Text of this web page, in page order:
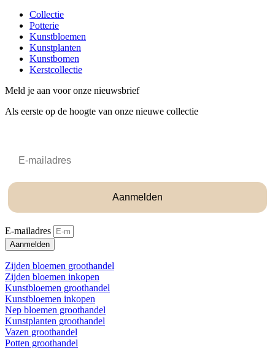
Collectie
Potterie
Kunstbloemen
Kunstplanten
Kunstbomen
Kerstcollectie
Meld je aan voor onze nieuwsbrief
Als eerste op de hoogte van onze nieuwe collectie
Aanmelden
E-mailadres
Aanmelden
Zijden bloemen groothandel
Zijden bloemen inkopen
Kunstbloemen groothandel
Kunstbloemen inkopen
Nep bloemen groothandel
Kunstplanten groothandel
Vazen groothandel
Potten groothandel